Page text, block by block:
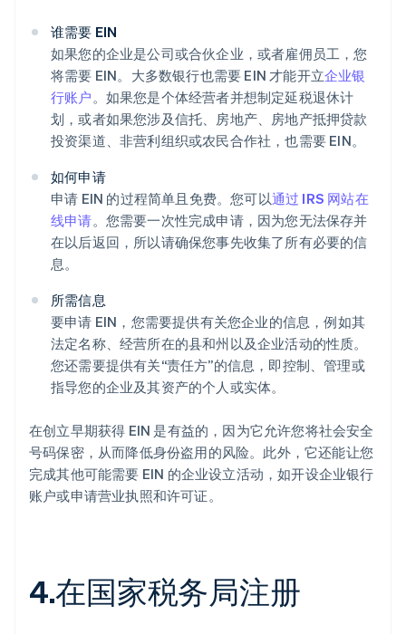
谁需要 EIN
如果您的企业是公司或合伙企业，或者雇佣员工，您
将需要 EIN。大多数银行也需要 EIN 才能开立企业银
行账户。如果您是个体经营者并想制定延税退休计
划，或者如果您涉及信托、房地产、房地产抵押贷款
投资渠道、非营利组织或农民合作社，也需要 EIN。
如何申请
申请 EIN 的过程简单且免费。您可以通过 IRS 网站在
线申请。您需要一次性完成申请，因为您无法保存并
在以后返回，所以请确保您事先收集了所有必要的信
息。
所需信息
要申请 EIN，您需要提供有关您企业的信息，例如其
法定名称、经营所在的县和州以及企业活动的性质。
您还需要提供有关“责任方”的信息，即控制、管理或
指导您的企业及其资产的个人或实体。
在创立早期获得 EIN 是有益的，因为它允许您将社会安全
号码保密，从而降低身份盗用的风险。此外，它还能让您
完成其他可能需要 EIN 的企业设立活动，如开设企业银行
账户或申请营业执照和许可证。
4.在国家税务局注册